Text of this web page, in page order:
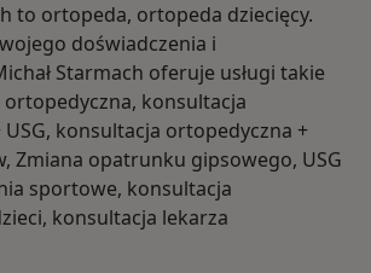
to ortopeda, ortopeda dziecięcy.
doświadczenia i
Starmach oferuje usługi takie
konsultacja
konsultacja ortopedyczna +
Zmiana opatrunku gipsowego, USG
sportowe, konsultacja
konsultacja lekarza